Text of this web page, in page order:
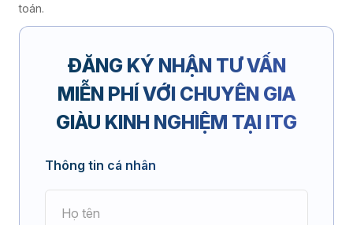
toán.
ĐĂNG KÝ NHẬN TƯ VẤN
MIỄN PHÍVỚI CHUYÊN GIA
GIÀU KINH NGHIỆM TẠI ITG
Thông tin cá nhân